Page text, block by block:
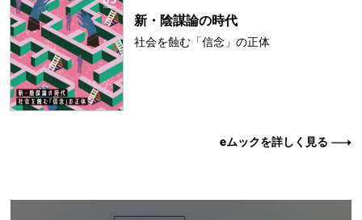
新・陰謀論の時代
社会を蝕む「信念」の正体
eムックを詳しく見る